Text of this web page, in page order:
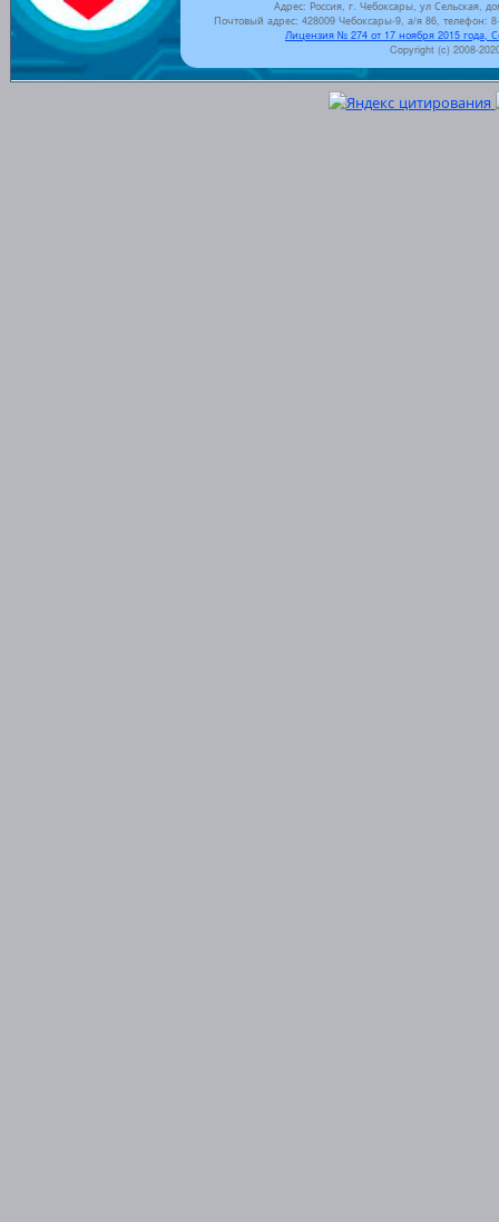
Адрес: Россия, г. Чебоксары, ул Сельская,
Почтовый адрес: 428009 Чебоксары-9, а/я 86, телефон:
Лицензия № 274 от 17 ноября 2015 года,
Copyright (c) 2008-